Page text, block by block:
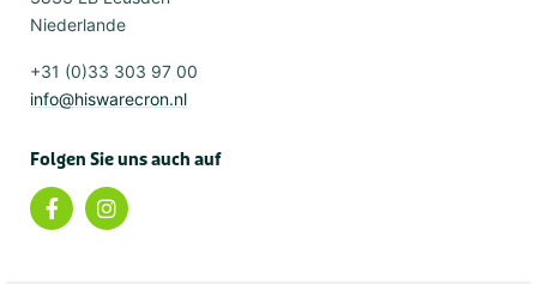
Niederlande
+31 (0)33 303 97 00
info@hiswarecron.nl
Folgen Sie uns auch auf